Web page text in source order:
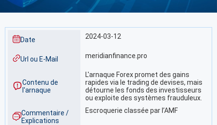
Date 2024-03-12
Url ou E-Mail meridianfinance.pro
Contenu de
l'arnaque
L'arnaque Forex promet des gains
rapides via le trading de devises, mais
détourne les fonds des investisseurs
ou exploite des systèmes frauduleux.
Commentaire /
Explications
Escroquerie classée par l’AMF